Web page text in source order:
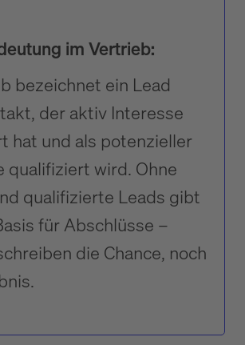
im Vertrieb:
bezeichnet ein Lead
der aktiv Interesse
hat und als potenzieller
qualifiziert wird. Ohne
qualifizierte Leads gibt
für Abschlüsse –
die Chance, noch